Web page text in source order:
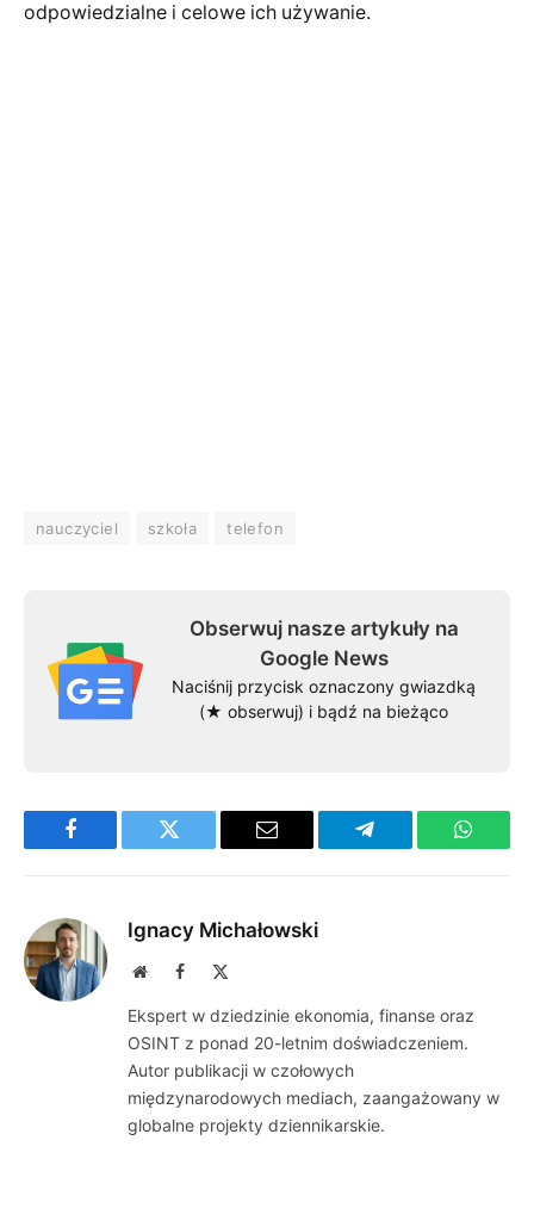
odpowiedzialne i celowe ich używanie.
nauczyciel szkoła telefon
Obserwuj nasze artykuły na
Google News
Naciśnij przycisk oznaczony gwiazdką
(★ obserwuj) i bądź na bieżąco
Facebook Twitter Email Telegram
Ignacy Michałowski
WebsiteFacebook
Ekspert w dziedzinie ekonomia, finanse oraz
OSINT z ponad 20-letnim doświadczeniem.
Autor publikacji w czołowych
międzynarodowych mediach, zaangażowany w
globalne projekty dziennikarskie.